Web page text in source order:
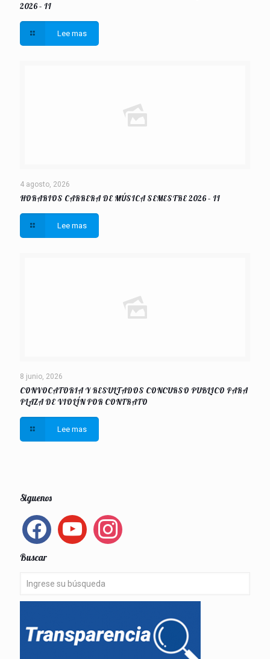
2026 – II
Lee mas
4 agosto, 2026
HORARIOS CARRERA DE MÚSICA SEMESTRE 2026 – II
Lee mas
8 junio, 2026
CONVOCATORIA Y RESULTADOS CONCURSO PUBLICO PARA
PLAZA DE VIOLÍN POR CONTRATO
Lee mas
Siguenos
facebook youtube instagram
Buscar